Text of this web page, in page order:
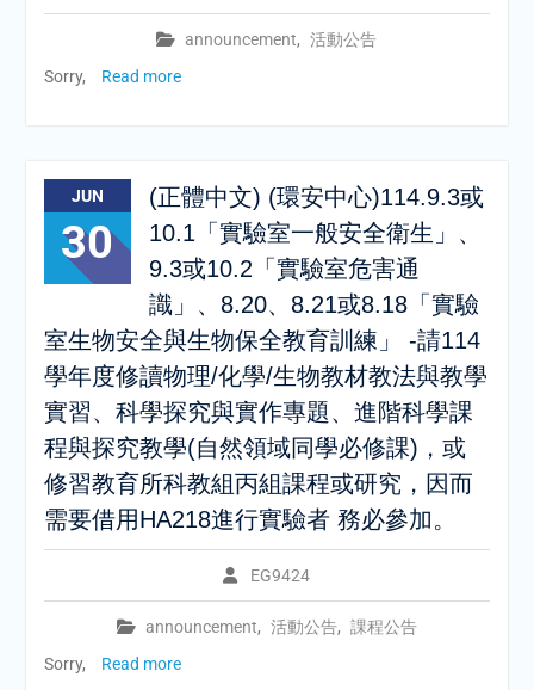
announcement, 活動公告
Sorry,
Read more
JUN
30
(正體中文) (環安中心)114.9.3或
10.1「實驗室一般安全衛生」、
9.3或10.2「實驗室危害通
識」、8.20、8.21或8.18「實驗
室生物安全與生物保全教育訓練」 -請114
學年度修讀物理/化學/生物教材教法與教學
實習、科學探究與實作專題、進階科學課
程與探究教學(自然領域同學必修課)，或
修習教育所科教組丙組課程或研究，因而
需要借用HA218進行實驗者 務必參加。
EG9424
announcement, 活動公告, 課程公告
Sorry,
Read more